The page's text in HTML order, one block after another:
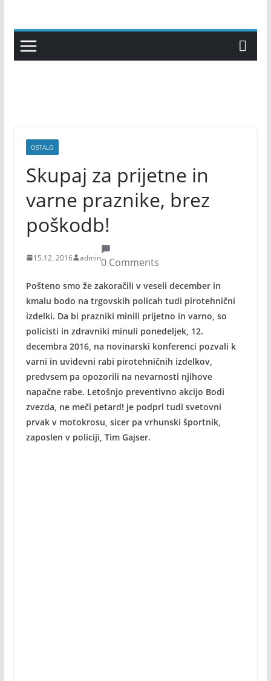
content
OSTALO
Skupaj za prijetne in
varne praznike, brez
poškodb!
15.12. 2016 admin0 Comments
Pošteno smo že zakoračili v veseli december in
kmalu bodo na trgovskih policah tudi pirotehnični
izdelki. Da bi prazniki minili prijetno in varno, so
policisti in zdravniki minuli ponedeljek, 12.
decembra 2016, na novinarski konferenci pozvali k
varni in uvidevni rabi pirotehničnih izdelkov,
predvsem pa opozorili na nevarnosti njihove
napačne rabe. Letošnjo preventivno akcijo Bodi
zvezda, ne meči petard! je podprl tudi svetovni
prvak v motokrosu, sicer pa vrhunski športnik,
zaposlen v policiji, Tim Gajser.